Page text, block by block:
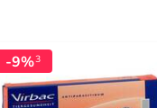
-9%3